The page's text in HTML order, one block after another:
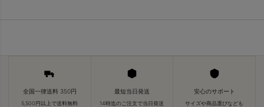
全国一律送料 350円
5,500円以上で送料無料
最短当日発送
14時迄のご注文で当日発送
安心のサポート
サイズや商品選びなども